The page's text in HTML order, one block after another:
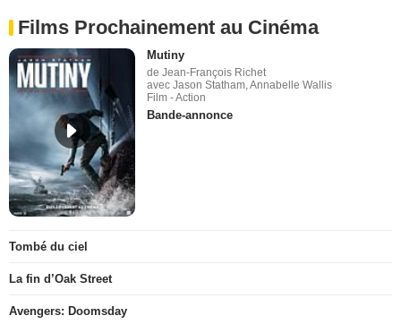
Films Prochainement au Cinéma
Mutiny
de Jean-François Richet
avec Jason Statham, Annabelle Wallis
Film - Action
Bande-annonce
Tombé du ciel
La fin d’Oak Street
Avengers: Doomsday